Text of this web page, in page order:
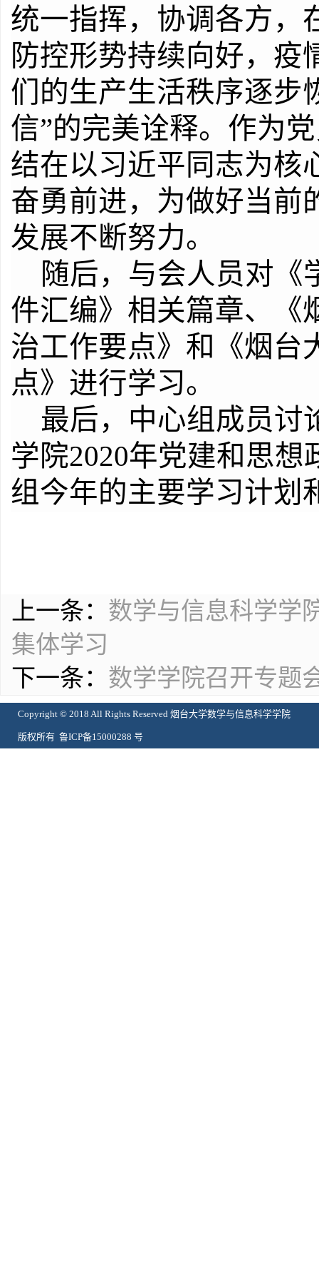
统一指挥，协调各方，
防控形势持续向好，疫
们的生产生活秩序逐步
信”的完美诠释。作为
结在以习近平同志为核
奋勇前进，为做好当前
发展不断努力。
随后，与会人员对《
件汇编》相关篇章、《
治工作要点》和《烟台
点》进行学习。
最后，中心组成员讨
学院2020年党建和思想
组今年的主要学习计划
上一条： 数学与信息科学学
集体学习
下一条： 数学学院召开专题
Copyright © 2018 All Rights Reserved 烟台大学数学与信息科学学院
版权所有 鲁ICP备15000288 号